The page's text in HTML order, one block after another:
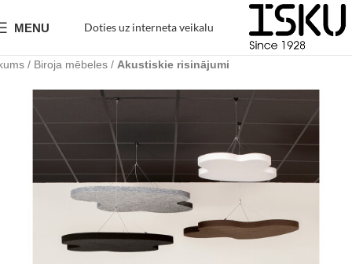
MENU Doties uz interneta veikalu
Biroja mēbeles Akustiskie risinājumi